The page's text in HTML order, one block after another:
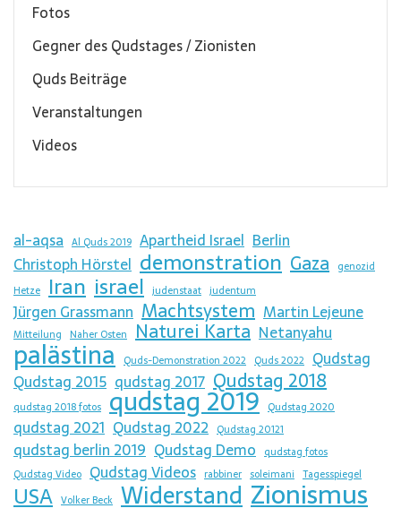
Fotos
Gegner des Qudstages / Zionisten
Quds Beiträge
Veranstaltungen
Videos
al-aqsa Al Quds 2019 Apartheid Israel Berlin
Christoph Hörstel demonstration Gaza genozid
Hetze Iran israel judenstaat judentum
Jürgen Grassmann Machtsystem Martin Lejeune
Mitteilung Naher Osten Naturei Karta Netanyahu
palästina Quds-Demonstration 2022 Quds 2022 Qudstag
Qudstag 2015 qudstag 2017 Qudstag 2018
qudstag 2018 fotos qudstag 2019 Qudstag 2020
qudstag 2021 Qudstag 2022 Qudstag 20121
qudstag berlin 2019 Qudstag Demo qudstag fotos
Qudstag Video Qudstag Videos rabbiner soleimani Tagesspiegel
USA Volker Beck Widerstand Zionismus